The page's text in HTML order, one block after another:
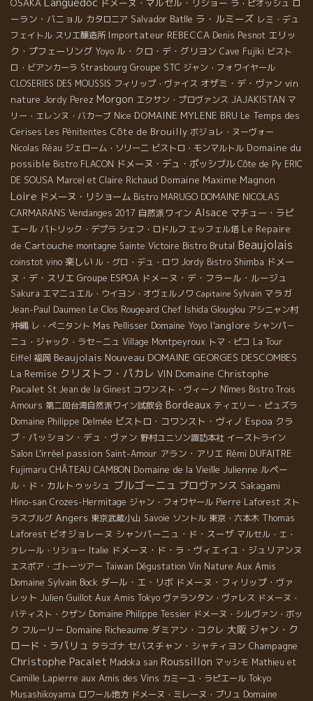
ラ・ピオッシュ
ーラン・バニョル カタロニア Salvador Batlle ラ・ルミーズ レミ・デュ
フェイトル スリエ醸造所 Importateur REBECCA Denis Pesnot エリッ
ク・プフェーリング Yoyo ル・クロ・デ・グリヨン Cave Fujiki ビスト
ロ・ビアンカーラ Strasbourg Groupe STC ジャン・フォワイヤール
CLOSERIES DES MOUSSIS フィリップ・ヴァイス オザミ・デ・ヴァン vin
nature Jordy Perez Morgon エクサン・プロヴァンス JAJAKISTAN マ
リー・エレンヌ・バカーブ Nice DOMAINE MYLENE BRU Le Temps des
Cerises Les Pénitentes Côte de Brouilly ボジョレ・ヌーヴォー
Nicolas Réau ジェローム・ソリーニ ビストロ・モンマルトル Domaine du
possible Bistro FLACON ドメーヌ・デュ・ポッシブル Côte de Py ERIC
DE SOUSA Marcel et Claire Richaud Domaine Maxime Magnon
Loire ドメーヌ・リショーム Bistro MARUGO DOMAINE NICOLAS
CARMARANS Vendanges 2017 自然派ワイン Alsace マチュー・ラピ
エール パトリック・デプラ シェフ・ロドルフ エッフェル塔 Le Repaire
de Cartouche montagne Sainte Victoire Bistro Brutal Beaujolais
coinstot vino 楽しい ル・グロ・デュ・ロワ Jordy Bistro Shimba ドメー
ヌ・デ・スリエ Groupe ESPOA ドメーヌ・デ・フラール・ルージュ
Sakura エマニュエル・ウイヨン・オヴェルノワ Capitaine Sylvain マラガ
Jean-Paul Daumen Le Clos Rougeard Chef Ishida Glouglou アシニャン村
沖縄 レ・ぺニタント Mas Pellisser Domaine Yoyo l'anglore シャンパ－
ニュ・ジャック・ラセ－ニュ Village Montpeyroux トマ・ピコ La Tour
Eiffel 福岡 Beaujolais Nouveau DOMAINE GEORGES DESCOMBES
La Remise クリストフ・パカレ VIN Domaine Christophe
Pacalet St Jean de la Ginest コワンスト・ヴィーノ Nîmes Bistro Trois
Amours 第二回台湾自然派ワイン試飲会 Bordeaux ティエリー・ピュズラ
Domaine Philippe Delmée ビストロ・コワンスト・ヴィノ Espoa クラ
ブ・パッション・デュ・ヴァン 野村ユニソン諏訪本社 イーストライン
Salon L'irréel passion Saint-Amour アラン・アリエ Rémi DUFAITRE
Fujimaru CHÂTEAU CAMBON Domaine de la Vieille Julienne ルペー
ル・ド・カルトゥッシュ ブルゴーニュ プロヴァンス Sakagami
Hino-san Crozes-Hermitage ジャン・フォワヤール Pierre Laforest スト
ラスブルグ Angers 東京武蔵小山 Savoie ソントル 東京・六本木 Thomas
Laforest ビオジョレーヌ シャンパーニュ・ド・スーザ マルセル・エ・
クレール・リショー Italie ドメーヌ・ド・ラ・ヴィエイユ・ジュリアンヌ
エスポア・ゴトーツアー Taiwan Dégustation Vin Nature Aux Amis
Domaine Sylvain Bock ダール・エ・リボ ドメーヌ・フィリップ・ヴァ
レット Julien Guillot Aux Amis Tokyo ヴァランタン・ヴァレス ドメーヌ・
バティスト・クザン Domaine Philippe Tessier ドメーヌ・シルヴァン・ボッ
ク フルーリー Domaine Richeaume ダミアン・コクレ 大阪 ジャン・ク
ロード・ラパリュ タラゴナ セバスチャン・シャティヨン Champagne
Christophe Pacalet Madoka san Roussillon マッシモ Mathieu et
Camille Lapierre aux Amis des Vins カミーユ・ラピエール Tokyo
Musashikoyama ロワール地方 ドメーヌ・ミレーヌ・ブリュ Domaine